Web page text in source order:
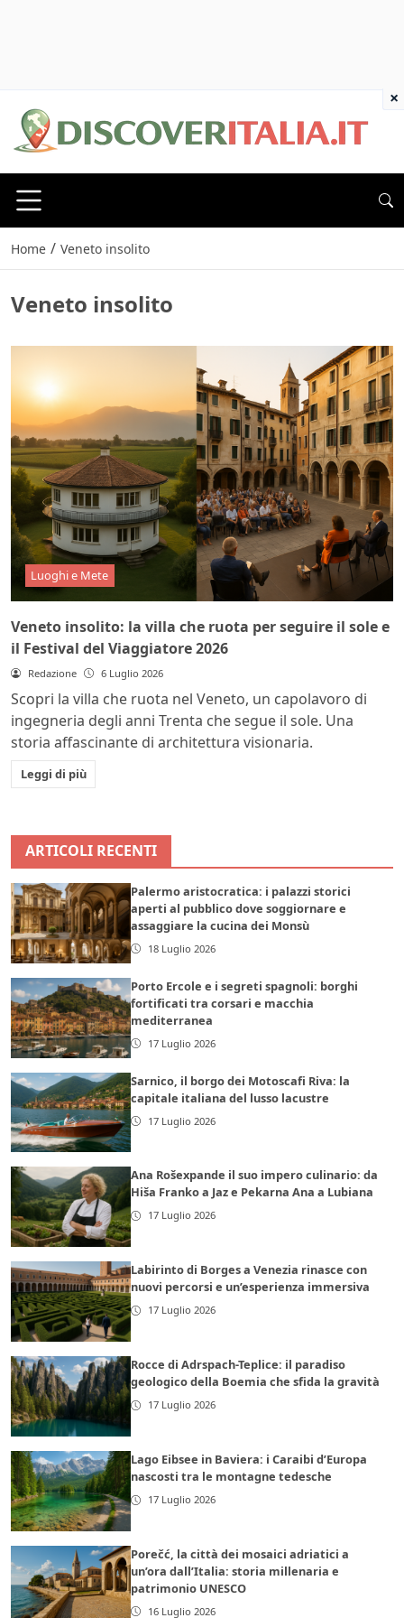
Home / Veneto insolito
Veneto insolito
Luoghi e Mete
Veneto insolito: la villa che ruota per seguire il sole e
il Festival del Viaggiatore 2026
Redazione 6 Luglio 2026
Scopri la villa che ruota nel Veneto, un capolavoro di
ingegneria degli anni Trenta che segue il sole. Una
storia affascinante di architettura visionaria.
Leggi di più
ARTICOLI RECENTI
Palermo aristocratica: i palazzi storici
aperti al pubblico dove soggiornare e
assaggiare la cucina dei Monsù
18 Luglio 2026
Porto Ercole e i segreti spagnoli: borghi
fortificati tra corsari e macchia
mediterranea
17 Luglio 2026
Sarnico, il borgo dei Motoscafi Riva: la
capitale italiana del lusso lacustre
17 Luglio 2026
Ana Rošexpande il suo impero culinario: da
Hiša Franko a Jaz e Pekarna Ana a Lubiana
17 Luglio 2026
Labirinto di Borges a Venezia rinasce con
nuovi percorsi e un’esperienza immersiva
17 Luglio 2026
Rocce di Adrspach-Teplice: il paradiso
geologico della Boemia che sfida la gravità
17 Luglio 2026
Lago Eibsee in Baviera: i Caraibi d’Europa
nascosti tra le montagne tedesche
17 Luglio 2026
Porečć, la città dei mosaici adriatici a
un’ora dall’Italia: storia millenaria e
patrimonio UNESCO
16 Luglio 2026
×